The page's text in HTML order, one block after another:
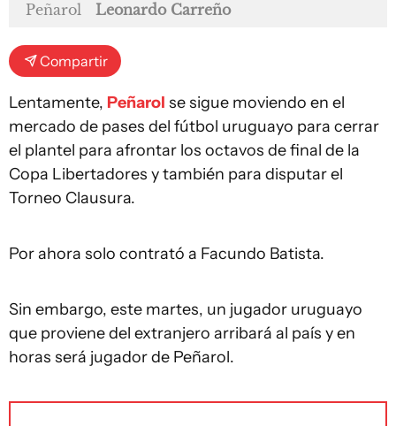
Peñarol Leonardo Carreño
Compartir
Lentamente, Peñarol se sigue moviendo en el
mercado de pases del fútbol uruguayo para cerrar
el plantel para afrontar los octavos de final de la
Copa Libertadores y también para disputar el
Torneo Clausura.
Por ahora solo contrató a Facundo Batista.
Sin embargo, este martes, un jugador uruguayo
que proviene del extranjero arribará al país y en
horas será jugador de Peñarol.